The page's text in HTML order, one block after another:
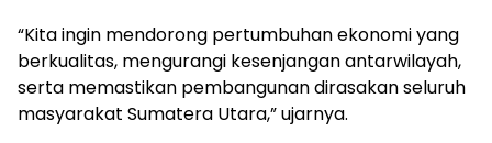
“Kita ingin mendorong pertumbuhan ekonomi yang
berkualitas, mengurangi kesenjangan antarwilayah,
serta memastikan pembangunan dirasakan seluruh
masyarakat Sumatera Utara,” ujarnya.